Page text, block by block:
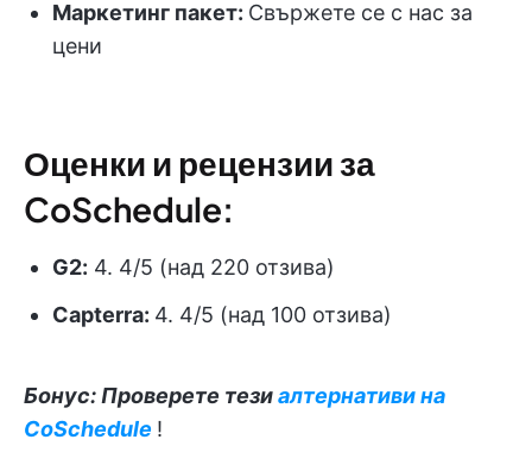
Маркетинг пакет: Свържете се с нас за
цени
Оценки и рецензии за
CoSchedule:
G2: 4. 4/5 (над 220 отзива)
Capterra: 4. 4/5 (над 100 отзива)
Бонус: Проверете тезиалтернативи на
CoSchedule !